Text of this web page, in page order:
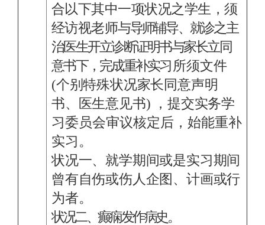
合以下其中一项状况之学生，须
经访视老师与导师辅导、就诊之主
治医生开立诊断证明书与家长立同
意书下，完成重补实习所须文件
(个别特殊状况家长同意声明
书、医生意见书) ，提交实务学
习委员会审议核定后，始能重补
实习。
状况一、就学期间或是实习期间
曾有自伤或伤人企图、计画或行
为者。
状况二、癫痫发作病史。